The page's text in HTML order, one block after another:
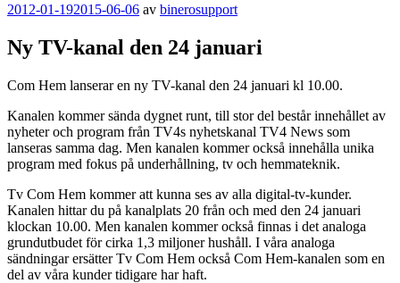
Publicerat
2012-01-192015-06-06 av binerosupport
Ny TV-kanal den 24 januari
Com Hem lanserar en ny TV-kanal den 24 januari kl 10.00.
Kanalen kommer sända dygnet runt, till stor del består innehållet av
nyheter och program från TV4s nyhetskanal TV4 News som
lanseras samma dag. Men kanalen kommer också innehålla unika
program med fokus på underhållning, tv och hemmateknik.
Tv Com Hem kommer att kunna ses av alla digital-tv-kunder.
Kanalen hittar du på kanalplats 20 från och med den 24 januari
klockan 10.00. Men kanalen kommer också finnas i det analoga
grundutbudet för cirka 1,3 miljoner hushåll. I våra analoga
sändningar ersätter Tv Com Hem också Com Hem-kanalen som en
del av våra kunder tidigare har haft.